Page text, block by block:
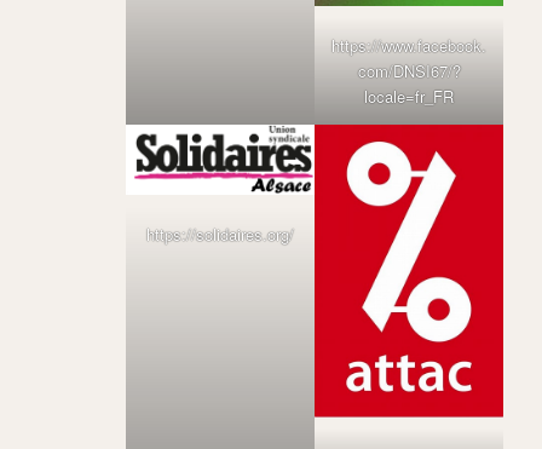
https://www.facebook.
com/DNSI67/?
locale=fr_FR
https://solidaires.org/